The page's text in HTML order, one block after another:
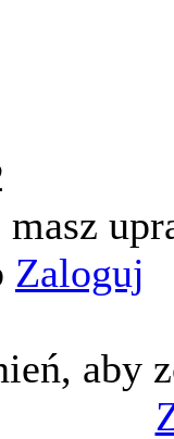
masz
Zaloguj
aby